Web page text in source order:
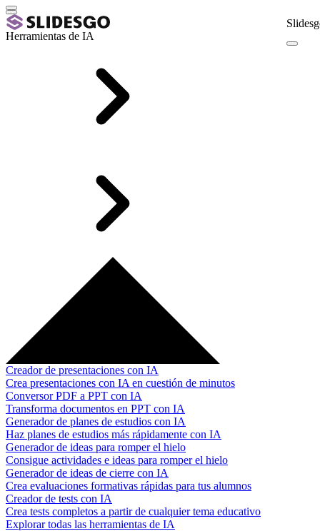
Herramientas de IA
Creador de presentaciones con IA
Crea presentaciones con IA en cuestión de minutos
Conversor PDF a PPT con IA
Transforma documentos en PPT con IA
Generador de planes de estudios con IA
Haz planes de estudios más rápidamente con IA
Generador de ideas para romper el hielo
Consigue actividades e ideas para romper el hielo
Generador de ideas de cierre con IA
Crea evaluaciones formativas rápidas para tus alumnos
Creador de tests con IA
Crea tests completos a partir de cualquier tema educativo
Explorar todas las herramientas de IA